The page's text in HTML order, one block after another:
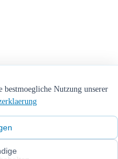
Nutzung unserer